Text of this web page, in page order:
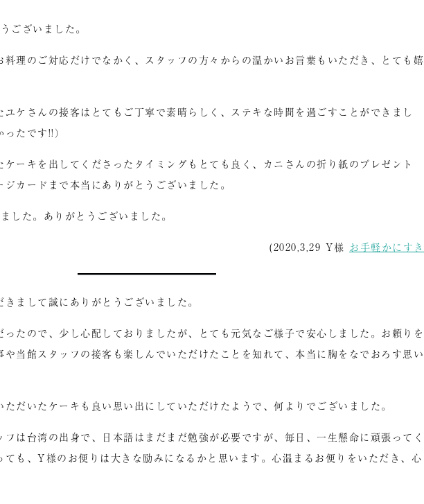
ございました。
理のご対応だけでなかく、スタッフの方々からの温かいお言葉もいただき、とても嬉
ケさんの接客はとてもご丁寧で素晴らしく、ステキな時間を過ごすことができまし
たです!!）
ーキを出してくださったタイミングもとても良く、カニさんの折り紙のプレゼント
カードまで本当にありがとうございました。
した。ありがとうございました。
(2020,3,29 Y様 お手軽かにすき
まして誠にありがとうございました。
たので、少し心配しておりましたが、とても元気なご様子で安心しました。お頼りを
当館スタッフの接客も楽しんでいただけたことを知れて、本当に胸をなでおろす思い
だいたケーキも良い思い出にしていただけたようで、何よりでございました。
は台湾の出身で、日本語はまだまだ勉強が必要ですが、毎日、一生懸命に頑張ってく
ても、Y様のお便りは大きな励みになるかと思います。心温まるお便りをいただき、心